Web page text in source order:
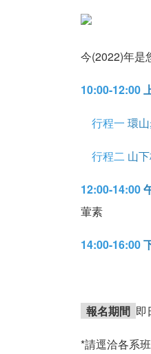
今(2022)年是
10:00-12:00
行程一 環
行程二 山
12:00-14:00
葷素
14:00-16:00
報名期間 即
*請逕洽各系